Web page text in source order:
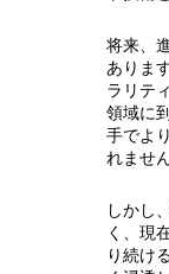
将来、
ありま
ラリテ
領域に
手でよ
れません
しかし
く、現
り続け